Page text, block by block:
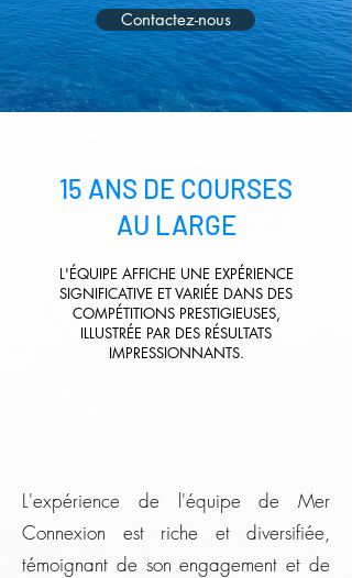
Contactez-nous
15 ANS DE COURSES
AU LARGE
L'ÉQUIPE AFFICHE UNE EXPÉRIENCE
SIGNIFICATIVE ET VARIÉE DANS DES
COMPÉTITIONS PRESTIGIEUSES,
ILLUSTRÉE PAR DES RÉSULTATS
IMPRESSIONNANTS.
L'expérience de l'équipe de Mer
Connexion est riche et diversifiée,
témoignant de son engagement et de